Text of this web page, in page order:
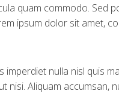
quam commodo. Sed
ipsum dolor sit amet,
nulla nisl quis
nisi. Aliquam accumsan,